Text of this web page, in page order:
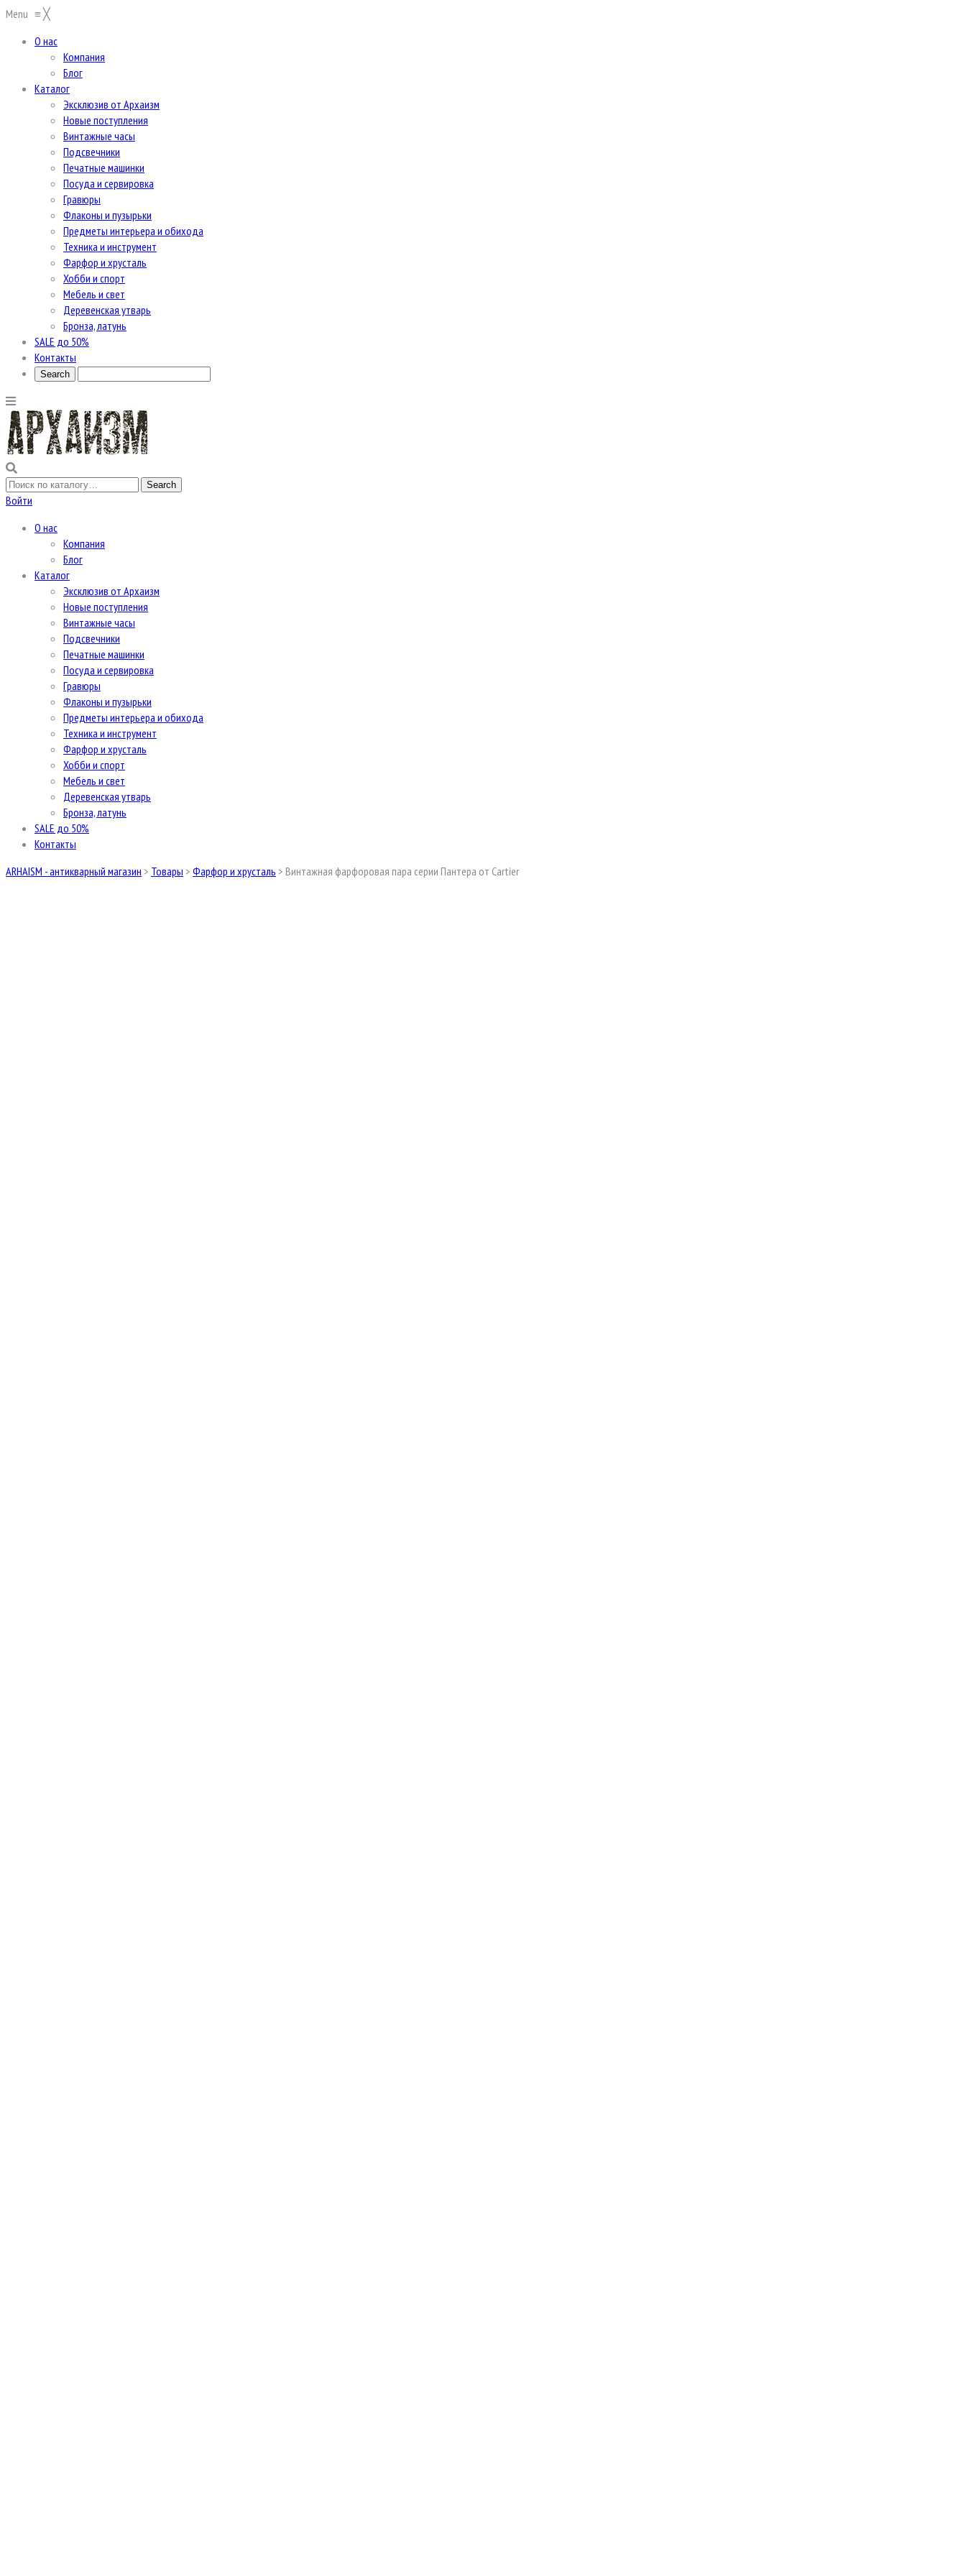
Menu ≡╳
О нас
Компания
Блог
Каталог
Эксклюзив от Архаизм
Новые поступления
Винтажные часы
Подсвечники
Печатные машинки
Посуда и сервировка
Гравюры
Флаконы и пузырьки
Предметы интерьера и обихода
Техника и инструмент
Фарфор и хрусталь
Хобби и спорт
Мебель и свет
Деревенская утварь
Бронза, латунь
SALE до 50%
Контакты
Войти
О нас
Компания
Блог
Каталог
Эксклюзив от Архаизм
Новые поступления
Винтажные часы
Подсвечники
Печатные машинки
Посуда и сервировка
Гравюры
Флаконы и пузырьки
Предметы интерьера и обихода
Техника и инструмент
Фарфор и хрусталь
Хобби и спорт
Мебель и свет
Деревенская утварь
Бронза, латунь
SALE до 50%
Контакты
ARHAISM - антикварный магазин > Товары > Фарфор и хрусталь > Винтажная фарфоровая пара серии Пантера от Cartier